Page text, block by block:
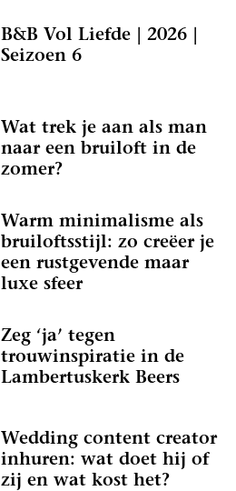
B&B Vol Liefde | 2026 |
Seizoen 6
Wat trek je aan als man
naar een bruiloft in de
zomer?
Warm minimalisme als
bruiloftsstijl: zo creëer je
een rustgevende maar
luxe sfeer
Zeg ‘ja’ tegen
trouwinspiratie in de
Lambertuskerk Beers
Wedding content creator
inhuren: wat doet hij of
zij en wat kost het?